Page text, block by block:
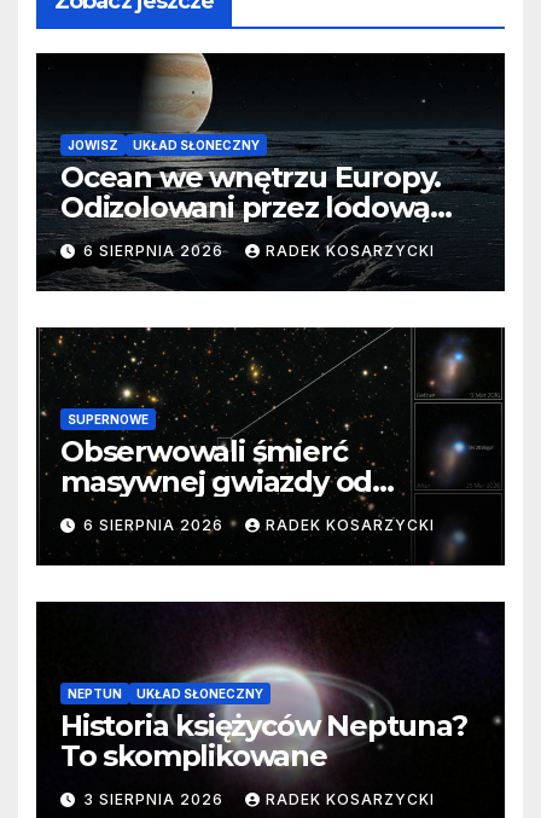
JOWISZ UKŁAD SŁONECZNY
Ocean we wnętrzu Europy.
Odizolowani przez lodową
barierę
6 SIERPNIA 2026 RADEK KOSARZYCKI
SUPERNOWE
Obserwowali śmierć
masywnej gwiazdy od
samego początku. Niezwykle
cenne dane
6 SIERPNIA 2026 RADEK KOSARZYCKI
NEPTUN UKŁAD SŁONECZNY
Historia księżyców Neptuna?
To skomplikowane
3 SIERPNIA 2026 RADEK KOSARZYCKI